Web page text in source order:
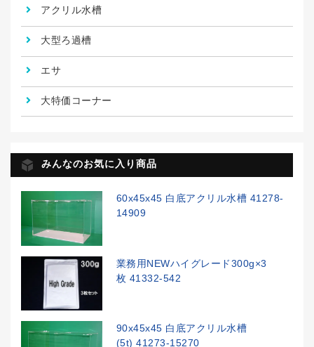
アクリル水槽
大型ろ過槽
エサ
大特価コーナー
みんなのお気に入り商品
60x45x45 白底アクリル水槽 41278-
14909
業務用NEWハイグレード300g×3
枚 41332-542
90x45x45 白底アクリル水槽
(5t) 41273-15270